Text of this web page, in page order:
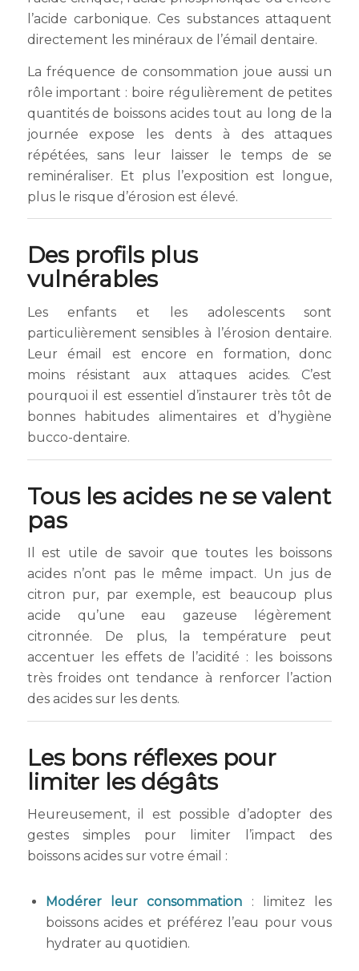
l’acide carbonique. Ces substances attaquent
directement les minéraux de l’émail dentaire.
La fréquence de consommation joue aussi un
rôle important : boire régulièrement de petites
quantités de boissons acides tout au long de la
journée expose les dents à des attaques
répétées, sans leur laisser le temps de se
reminéraliser. Et plus l’exposition est longue,
plus le risque d’érosion est élevé.
Des profils plus
vulnérables
Les enfants et les adolescents sont
particulièrement sensibles à l’érosion dentaire.
Leur émail est encore en formation, donc
moins résistant aux attaques acides. C’est
pourquoi il est essentiel d’instaurer très tôt de
bonnes habitudes alimentaires et d’hygiène
bucco-dentaire.
Tous les acides ne se valent
pas
Il est utile de savoir que toutes les boissons
acides n’ont pas le même impact. Un jus de
citron pur, par exemple, est beaucoup plus
acide qu’une eau gazeuse légèrement
citronnée. De plus, la température peut
accentuer les effets de l’acidité : les boissons
très froides ont tendance à renforcer l’action
des acides sur les dents.
Les bons réflexes pour
limiter les dégâts
Heureusement, il est possible d’adopter des
gestes simples pour limiter l’impact des
boissons acides sur votre émail :
Modérer leur consommation : limitez les
boissons acides et préférez l’eau pour vous
hydrater au quotidien.